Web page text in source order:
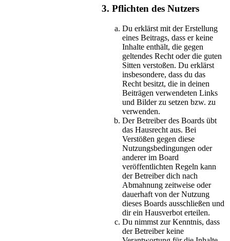
3. Pflichten des Nutzers
Du erklärst mit der Erstellung
eines Beitrags, dass er keine
Inhalte enthält, die gegen
geltendes Recht oder die guten
Sitten verstoßen. Du erklärst
insbesondere, dass du das
Recht besitzt, die in deinen
Beiträgen verwendeten Links
und Bilder zu setzen bzw. zu
verwenden.
Der Betreiber des Boards übt
das Hausrecht aus. Bei
Verstößen gegen diese
Nutzungsbedingungen oder
anderer im Board
veröffentlichten Regeln kann
der Betreiber dich nach
Abmahnung zeitweise oder
dauerhaft von der Nutzung
dieses Boards ausschließen und
dir ein Hausverbot erteilen.
Du nimmst zur Kenntnis, dass
der Betreiber keine